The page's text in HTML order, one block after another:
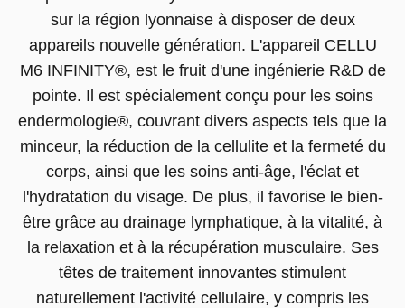
sur la région lyonnaise à disposer de deux
appareils nouvelle génération. L'appareil CELLU
M6 INFINITY®, est le fruit d'une ingénierie R&D de
pointe. Il est spécialement conçu pour les soins
endermologie®, couvrant divers aspects tels que la
minceur, la réduction de la cellulite et la fermeté du
corps, ainsi que les soins anti-âge, l'éclat et
l'hydratation du visage. De plus, il favorise le bien-
être grâce au drainage lymphatique, à la vitalité, à
la relaxation et à la récupération musculaire. Ses
têtes de traitement innovantes stimulent
naturellement l'activité cellulaire, y compris les